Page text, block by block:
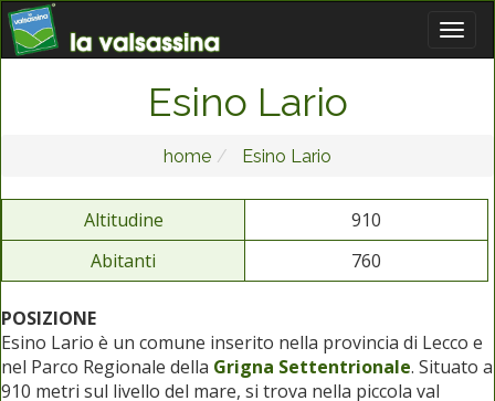
Esino Lario
home Esino Lario
Altitudine
910
Abitanti
760
POSIZIONE
Esino Lario è un comune inserito nella provincia di Lecco e
nel Parco Regionale della Grigna Settentrionale. Situato a
910 metri sul livello del mare, si trova nella piccola val